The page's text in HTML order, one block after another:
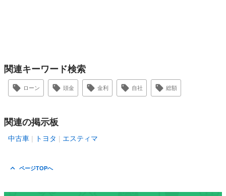
関連キーワード検索
ローン 頭金 金利 自社 総額
関連の掲示板
中古車 トヨタ エスティマ
ページTOPへ